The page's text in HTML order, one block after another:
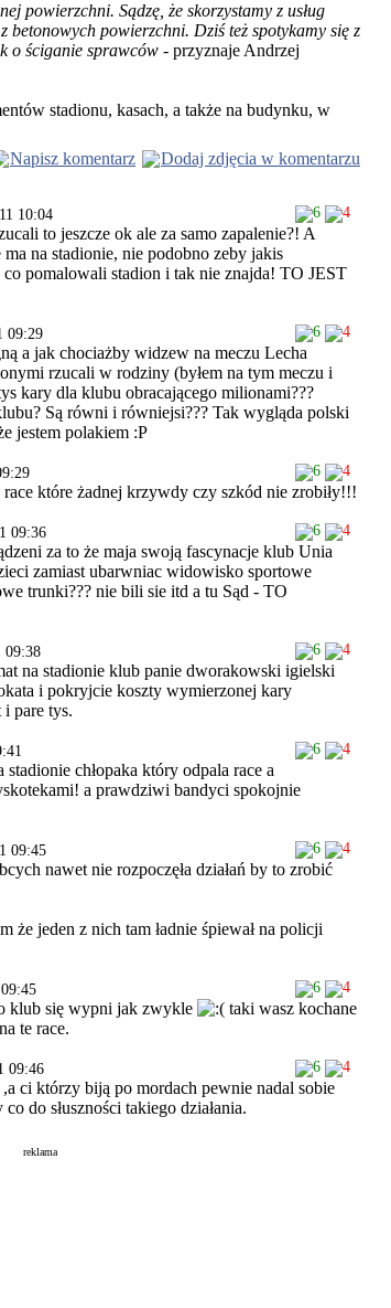
powierzchni. Sądzę, że skorzystamy z usług
powierzchni. Dziś też spotykamy się z
o ściganie sprawców - przyznaje Andrzej
stadionu, kasach, a także na budynku, w
Napisz komentarz
Dodaj zdjęcia w komentarzu
10:04 6 4
to jeszcze ok ale za samo zapalenie?! A
na stadionie, nie podobno zeby jakis
pomalowali stadion i tak nie znajda! TO JEST
09:29 6 4
a jak chociażby widzew na meczu Lecha
rzucali w rodziny (byłem na tym meczu i
kary dla klubu obracającego milionami???
Są równi i równiejsi??? Tak wygląda polski
jestem polakiem :P
6 4
race które żadnej krzywdy czy szkód nie zrobiły!!!
09:36 6 4
za to że maja swoją fascynacje klub Unia
zamiast ubarwniac widowisko sportowe
trunki??? nie bili sie itd a tu Sąd - TO
09:38 6 4
na stadionie klub panie dworakowski igielski
i pokryjcie koszty wymierzonej kary
i pare tys.
6 4
chłopaka który odpala race a
a prawdziwi bandyci spokojnie
09:45 6 4
nawet nie rozpoczęła działań by to zrobić
że jeden z nich tam ładnie śpiewał na policji
6 4
klub się wypni jak zwykle
taki wasz kochane
te race.
09:46 6 4
ci którzy biją po mordach pewnie nadal sobie
do słuszności takiego działania.
reklama